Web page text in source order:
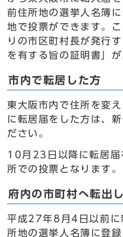
前住所地の選挙人名簿
地で投票ができます。
りの市区町村長が発行
を有する旨の証明書」が
市内で転居した方
東大阪市内で住所を変
に転居届をした方は、
ださい。
10月23日以降に転居届
所での投票となります。
府内の市町村へ転出
平成27年8月4日以前に
所地の選挙人名簿に登